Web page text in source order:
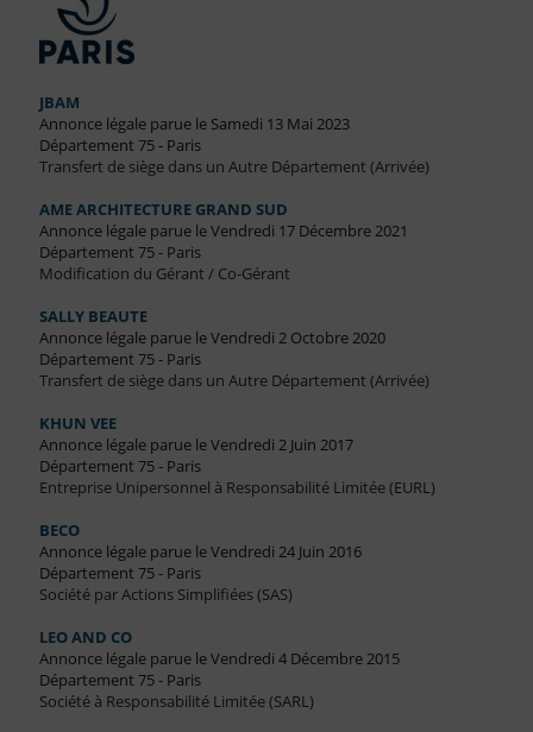
JBAM
Annonce légale parue le Samedi 13 Mai 2023
Département 75 - Paris
Transfert de siège dans un Autre Département (Arrivée)
AME ARCHITECTURE GRAND SUD
Annonce légale parue le Vendredi 17 Décembre 2021
Département 75 - Paris
Modification du Gérant / Co-Gérant
SALLY BEAUTE
Annonce légale parue le Vendredi 2 Octobre 2020
Département 75 - Paris
Transfert de siège dans un Autre Département (Arrivée)
KHUN VEE
Annonce légale parue le Vendredi 2 Juin 2017
Département 75 - Paris
Entreprise Unipersonnel à Responsabilité Limitée (EURL)
BECO
Annonce légale parue le Vendredi 24 Juin 2016
Département 75 - Paris
Société par Actions Simplifiées (SAS)
LEO AND CO
Annonce légale parue le Vendredi 4 Décembre 2015
Département 75 - Paris
Société à Responsabilité Limitée (SARL)